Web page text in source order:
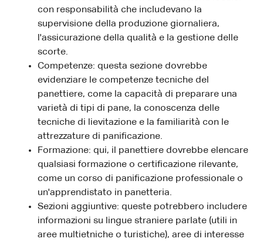
con responsabilità che includevano la
supervisione della produzione giornaliera,
l'assicurazione della qualità e la gestione delle
scorte.
Competenze: questa sezione dovrebbe
evidenziare le competenze tecniche del
panettiere, come la capacità di preparare una
varietà di tipi di pane, la conoscenza delle
tecniche di lievitazione e la familiarità con le
attrezzature di panificazione.
Formazione: qui, il panettiere dovrebbe elencare
qualsiasi formazione o certificazione rilevante,
come un corso di panificazione professionale o
un'apprendistato in panetteria.
Sezioni aggiuntive: queste potrebbero includere
informazioni su lingue straniere parlate (utili in
aree multietniche o turistiche), aree di interesse